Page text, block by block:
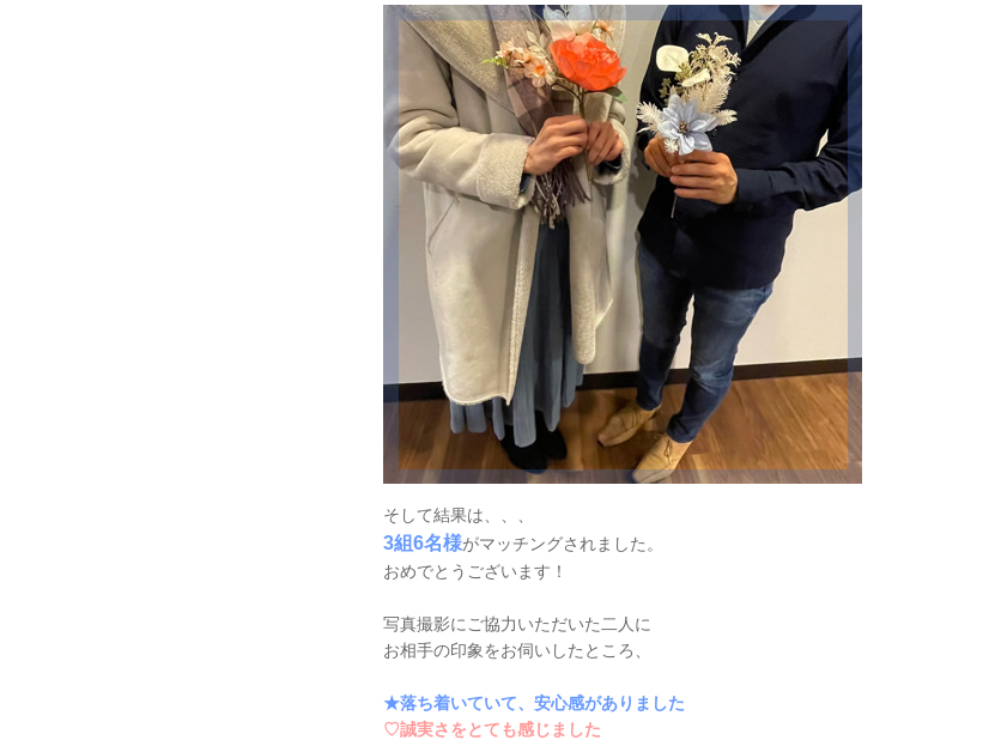
そして結果は、、、
3組6名様がマッチングされました。
おめでとうございます！
写真撮影にご協力いただいた二人に
お相手の印象をお伺いしたところ、
★落ち着いていて、安心感がありました
♡誠実さをとても感じました